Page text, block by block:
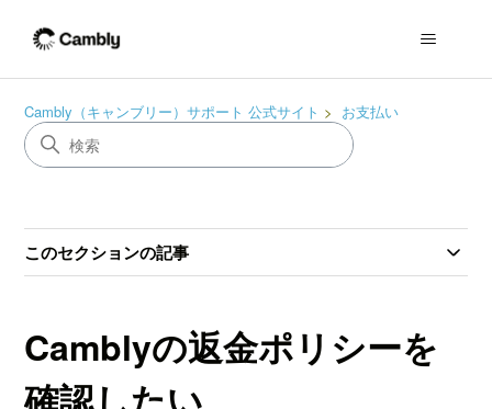
Cambly（キャンブリー）サポート 公式サイト お支払い
このセクションの記事
Camblyの返金ポリシーを